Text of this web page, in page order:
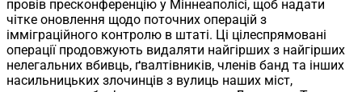
провів пресконференцію у Міннеаполісі, щоб надати
чітке оновлення щодо поточних операцій з
імміграційного контролю в штаті. Ці цілеспрямовані
операції продовжують видаляти найгірших з найгірших
нелегальних вбивць, ґвалтівників, членів банд та інших
насильницьких злочинців з вулиць наших міст,